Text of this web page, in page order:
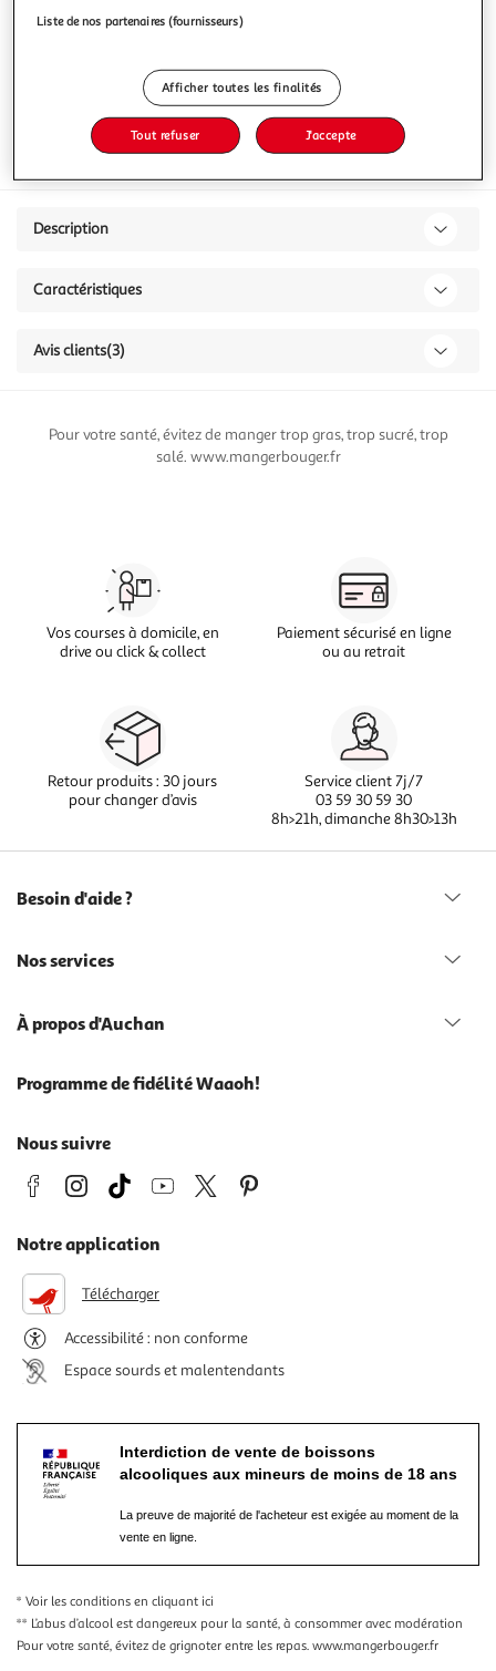
Afficher le prix
Description
Caractéristiques
Avis clients(3)
Pour votre santé, évitez de manger trop gras, trop sucré, trop
salé. www.mangerbouger.fr
Vos courses à domicile, en
drive ou click & collect
Paiement sécurisé en ligne
ou au retrait
Retour produits : 30 jours
pour changer d’avis
Service client 7j/7
03 59 30 59 30
8h>21h, dimanche 8h30>13h
Besoin d'aide ?
Nos services
À propos d'Auchan
Programme de fidélité Waaoh!
Nous suivre
Notre application
Télécharger
Accessibilité : non conforme
Espace sourds et malentendants
Interdiction de vente de boissons
alcooliques aux mineurs de moins de 18 ans
La preuve de majorité de l'acheteur est exigée au moment de la
vente en ligne.
* Voir les conditions en cliquant ici
** L’abus d’alcool est dangereux pour la santé, à consommer avec modération
Pour votre santé, évitez de grignoter entre les repas. www.mangerbouger.fr
Liste de nos partenaires (fournisseurs)
Afficher toutes les finalités
Tout refuser J'accepte